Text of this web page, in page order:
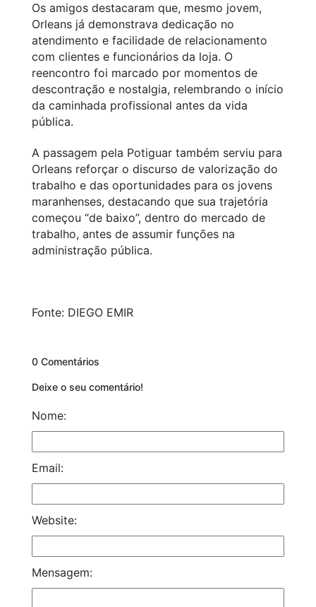
Os amigos destacaram que, mesmo jovem,
Orleans já demonstrava dedicação no
atendimento e facilidade de relacionamento
com clientes e funcionários da loja. O
reencontro foi marcado por momentos de
descontração e nostalgia, relembrando o início
da caminhada profissional antes da vida
pública.
A passagem pela Potiguar também serviu para
Orleans reforçar o discurso de valorização do
trabalho e das oportunidades para os jovens
maranhenses, destacando que sua trajetória
começou “de baixo”, dentro do mercado de
trabalho, antes de assumir funções na
administração pública.
Fonte: DIEGO EMIR
0 Comentários
Deixe o seu comentário!
Nome:
Email:
Website:
Mensagem: